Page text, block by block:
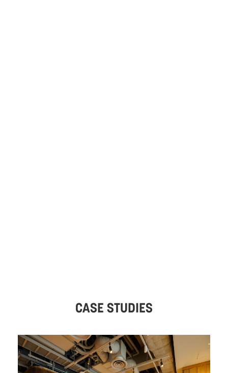
CASE STUDIES